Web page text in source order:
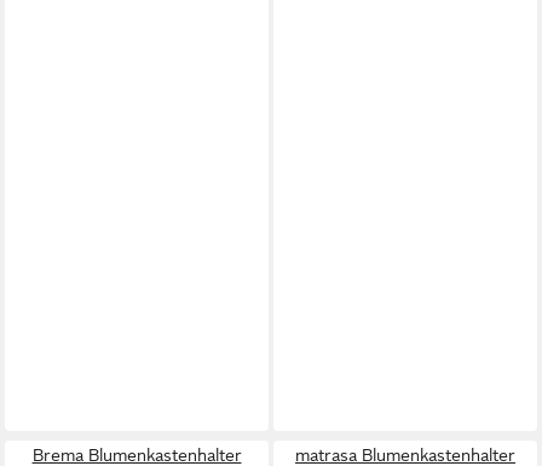
Brema Blumenkastenhalter
matrasa Blumenkastenhalter